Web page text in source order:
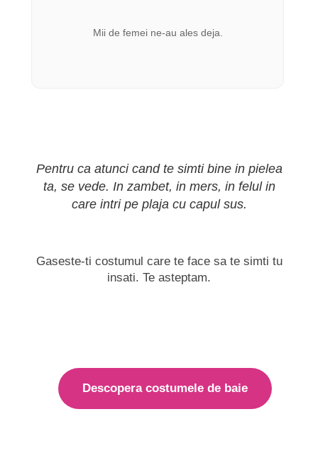
Mii de femei ne-au ales deja.
Pentru ca atunci cand te simti bine in pielea
ta, se vede. In zambet, in mers, in felul in
care intri pe plaja cu capul sus.
Gaseste-ti costumul care te face sa te simti tu
insati. Te asteptam.
Descopera costumele de baie